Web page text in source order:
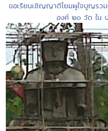
ขอเรียนเชิญญาติโยมผูใจบูญรว
องค์ ๒๐ วัด ใน